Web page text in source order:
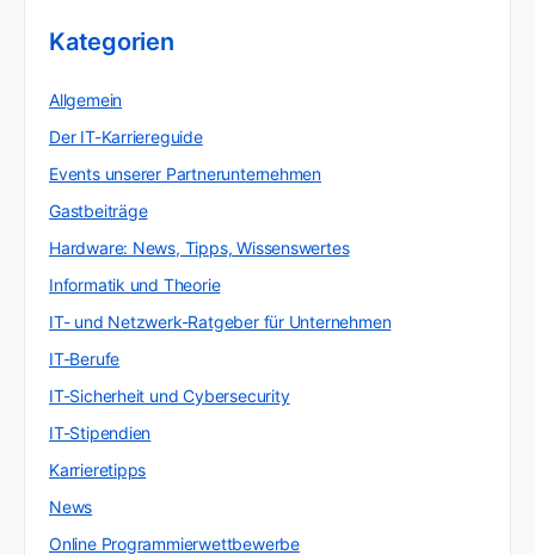
Kategorien
Allgemein
Der IT-Karriereguide
Events unserer Partnerunternehmen
Gastbeiträge
Hardware: News, Tipps, Wissenswertes
Informatik und Theorie
IT- und Netzwerk-Ratgeber für Unternehmen
IT-Berufe
IT-Sicherheit und Cybersecurity
IT-Stipendien
Karrieretipps
News
Online Programmierwettbewerbe